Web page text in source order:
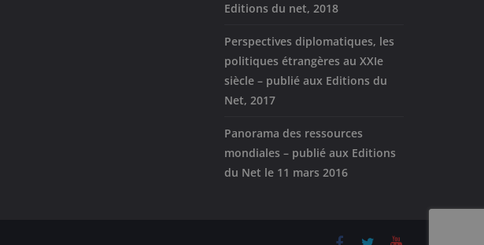
Editions du net, 2018
Perspectives diplomatiques, les
politiques étrangères au XXIe
siècle – publié aux Editions du
Net, 2017
Panorama des ressources
mondiales – publié aux Editions
du Net le 11 mars 2016